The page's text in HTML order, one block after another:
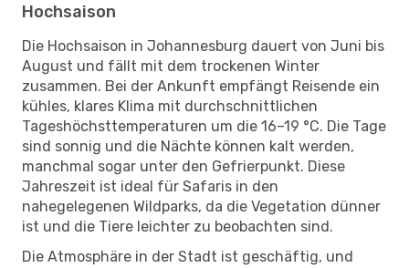
Hochsaison
Die Hochsaison in Johannesburg dauert von Juni bis
August und fällt mit dem trockenen Winter
zusammen. Bei der Ankunft empfängt Reisende ein
kühles, klares Klima mit durchschnittlichen
Tageshöchsttemperaturen um die 16–19 °C. Die Tage
sind sonnig und die Nächte können kalt werden,
manchmal sogar unter den Gefrierpunkt. Diese
Jahreszeit ist ideal für Safaris in den
nahegelegenen Wildparks, da die Vegetation dünner
ist und die Tiere leichter zu beobachten sind.
Die Atmosphäre in der Stadt ist geschäftig, und